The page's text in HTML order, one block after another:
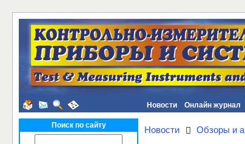
Новости Онлайн журнал
Поиск по сайту Новости Обзоры и